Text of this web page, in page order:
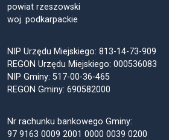
powiat rzeszowski
woj. podkarpackie
NIP Urzędu Miejskiego: 813-14-73-909
REGON Urzędu Miejskiego: 000536083
NIP Gminy: 517-00-36-465
REGON Gminy: 690582000
Nr rachunku bankowego Gminy:
97 9163 0009 2001 0000 0039 0200